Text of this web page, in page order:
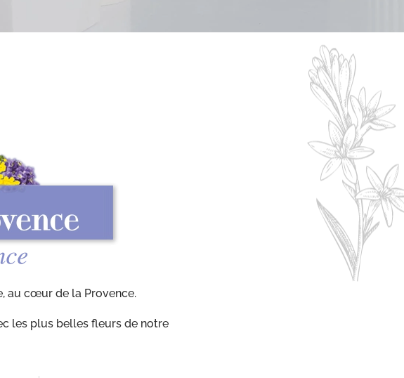
au cœur de la Provence.
les plus belles fleurs de notre